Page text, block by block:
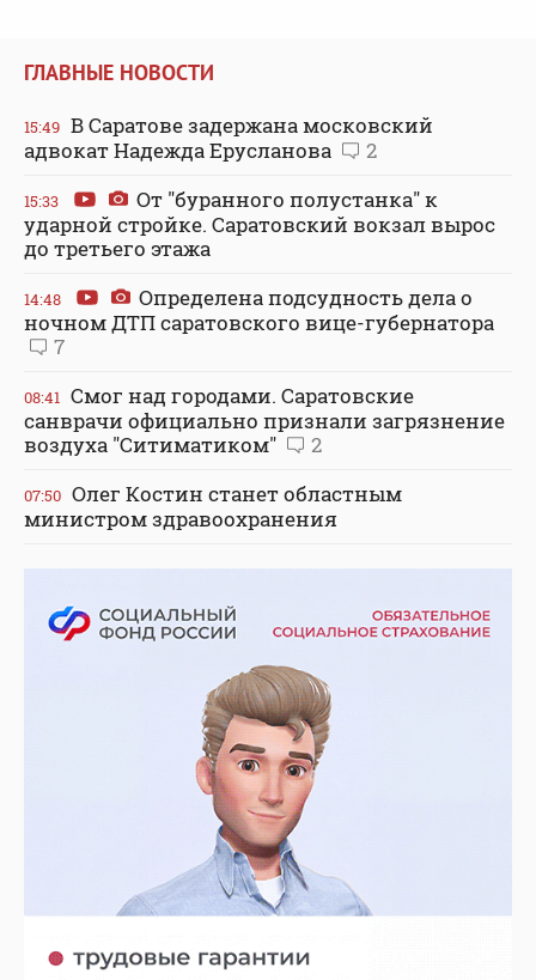
ГЛАВНЫЕ НОВОСТИ
15:49 В Саратове задержана московский
адвокат Надежда Ерусланова
2
15:33
От "буранного полустанка" к
ударной стройке. Саратовский вокзал вырос
до третьего этажа
14:48
Определена подсудность дела о
ночном ДТП саратовского вице-губернатора
7
08:41 Смог над городами. Саратовские
санврачи официально признали загрязнение
воздуха "Ситиматиком"
2
07:50 Олег Костин станет областным
министром здравоохранения